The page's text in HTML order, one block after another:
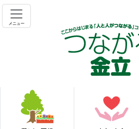
メニュー